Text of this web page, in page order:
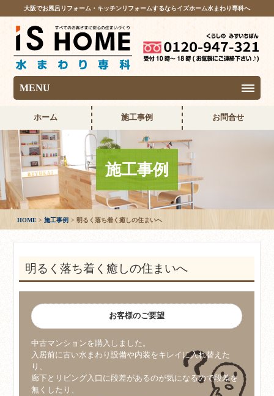
大阪でお風呂リフォーム・キッチンリフォームするならイズホーム水まわり専科へ
MENU
ホーム 施工事例 お問合せ
施工事例
HOME 施工事例 明るく落ち着く癒しの住まいへ
明るく落ち着く癒しの住まいへ
お客様のご要望
中古マンションを購入しました。
入居前に古い水まわり設備や内装をキレイに入れ替えた
り、
廊下とリビング入口に段差があるのが気になるので段差を
無くしたり、